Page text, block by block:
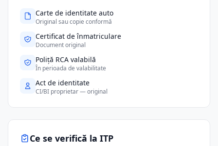
Carte de identitate auto
Original sau copie conformă
Certificat de înmatriculare
Document original
Poliță RCA valabilă
În perioada de valabilitate
Act de identitate
CI/BI proprietar — original
Ce se verifică la ITP